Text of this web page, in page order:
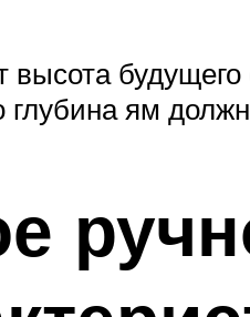
высота
ям